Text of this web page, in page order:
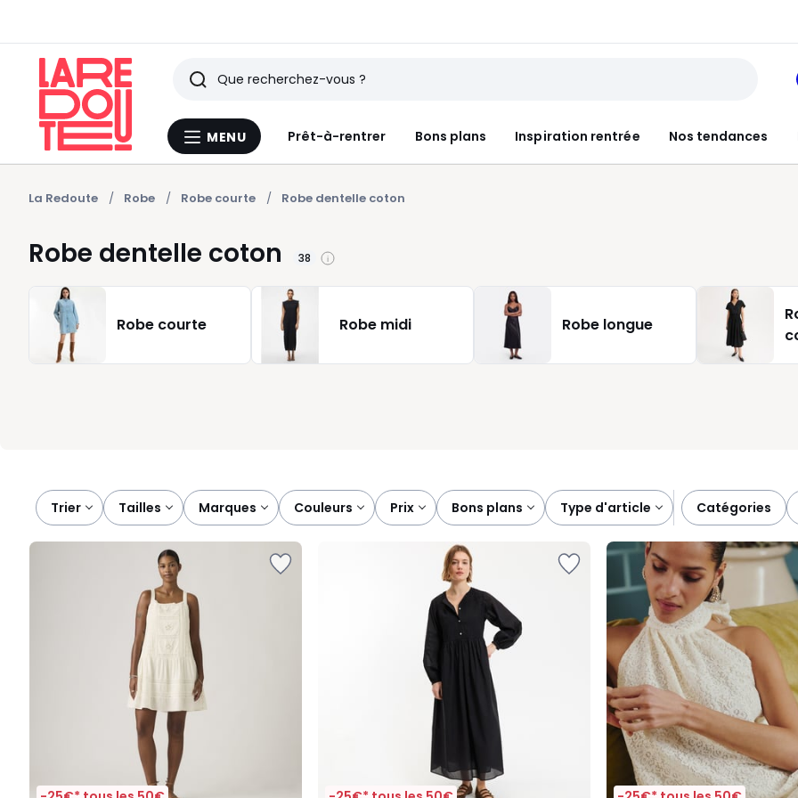
Menu
MENU Prêt-à-rentrer Bons plans Inspiration rentrée Nos tendances
Rechercher
Derniers
articles
vus
La Redoute Robe Robe courte Robe dentelle coton
Robe dentelle coton 38
Robe courte Robe midi Robe longue
Trier
tailles marques couleurs prix bons plans type d'article catégories